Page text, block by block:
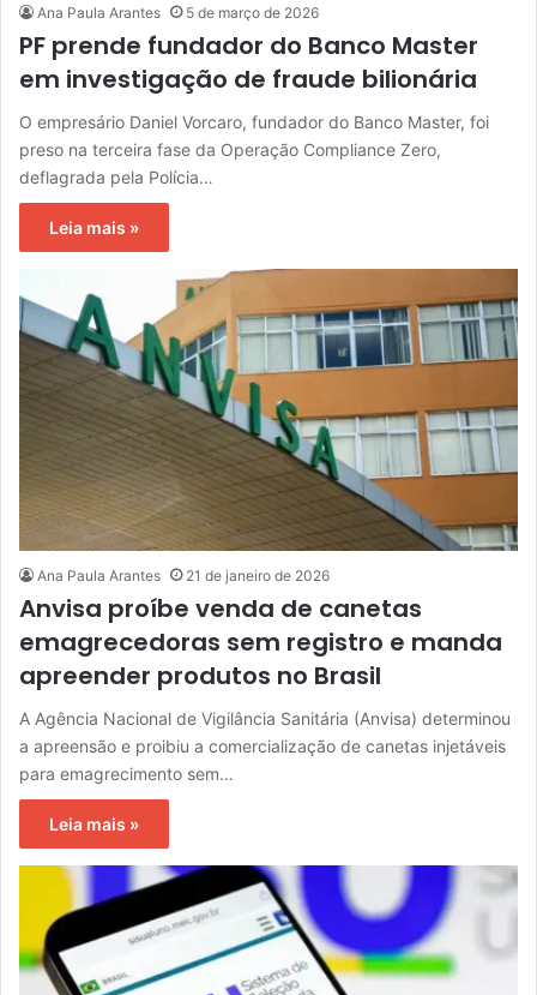
Ana Paula Arantes 5 de março de 2026
PF prende fundador do Banco Master
em investigação de fraude bilionária
O empresário Daniel Vorcaro, fundador do Banco Master, foi
preso na terceira fase da Operação Compliance Zero,
deflagrada pela Polícia…
Leia mais »
Ana Paula Arantes 21 de janeiro de 2026
Anvisa proíbe venda de canetas
emagrecedoras sem registro e manda
apreender produtos no Brasil
A Agência Nacional de Vigilância Sanitária (Anvisa) determinou
a apreensão e proibiu a comercialização de canetas injetáveis
para emagrecimento sem…
Leia mais »